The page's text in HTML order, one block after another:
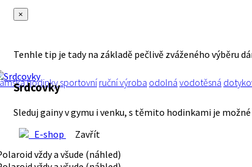
×
Tenhle tip je tady na základě pečlivě zváženého výběru
hodinkysportovní ruční výroba odolná vodotěsná
Srdcovky
Sleduj gainy v gymu i venku, s těmito hodinkami je
E-shop
Zavřít